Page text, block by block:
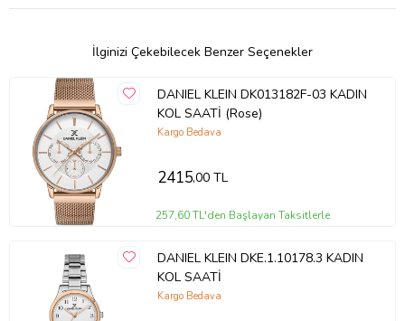
İlginizi Çekebilecek Benzer Seçenekler
DANIEL KLEIN DK013182F-03 KADIN
KOL SAATİ (Rose)
Kargo Bedava
2415,00 TL
257,60 TL'den Başlayan Taksitlerle
DANIEL KLEIN DKE.1.10178.3 KADIN
KOL SAATİ
Kargo Bedava